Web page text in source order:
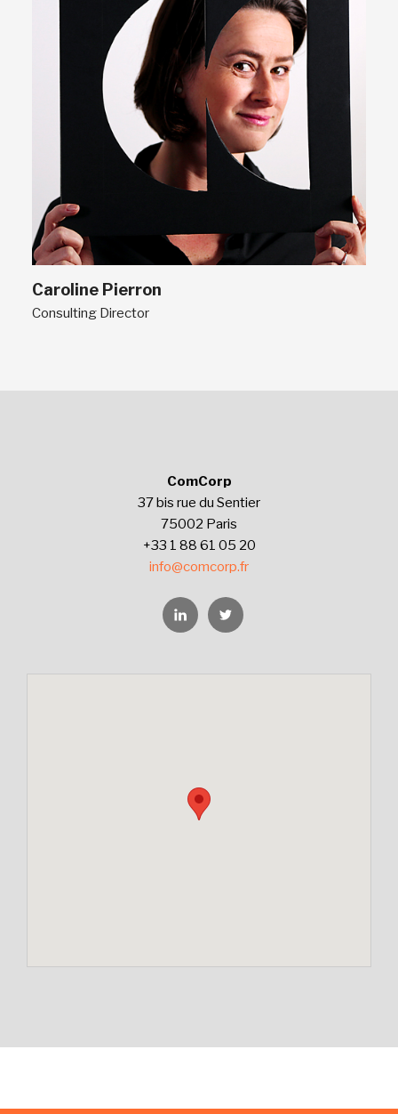
Caroline Pierron
Consulting Director
ComCorp
37 bis rue du Sentier
75002 Paris
+33 1 88 61 05 20
info@comcorp.fr
LinkedinTwitter